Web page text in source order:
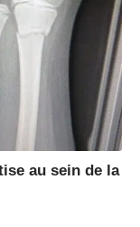
au sein de la